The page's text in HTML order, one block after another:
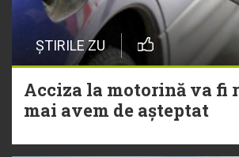
ȘTIRILE ZU
Acciza la motorină va fi
mai avem de așteptat